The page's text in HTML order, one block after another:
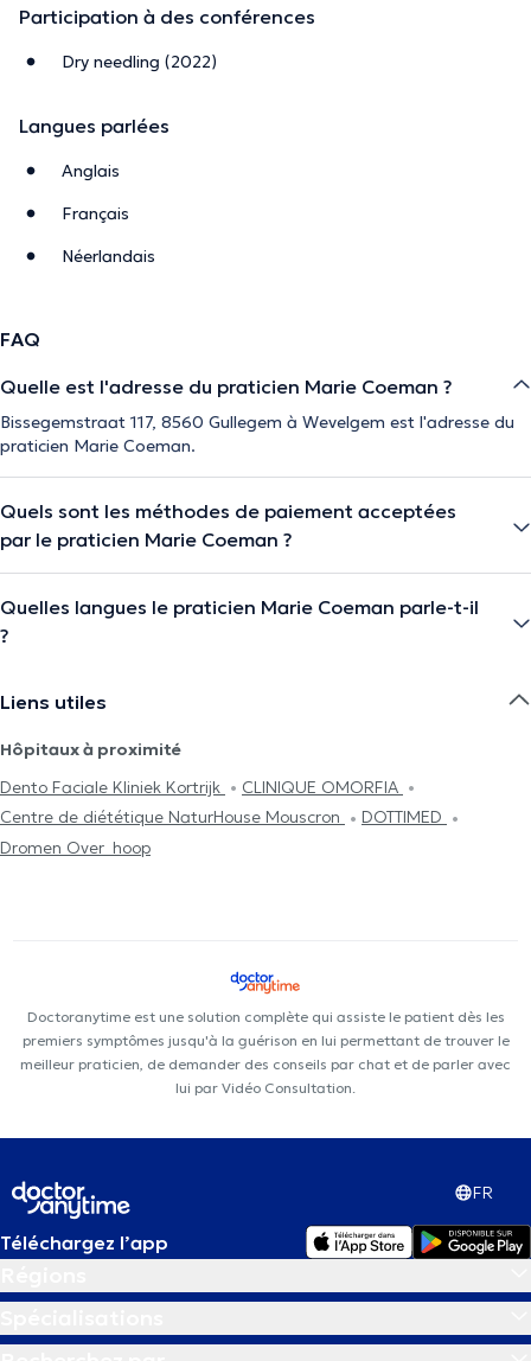
Participation à des conférences
Dry needling (2022)
Langues parlées
Anglais
Français
Néerlandais
FAQ
Quelle est l'adresse du praticien Marie Coeman ?
Bissegemstraat 117, 8560 Gullegem à Wevelgem est l'adresse du
praticien Marie Coeman.
Quels sont les méthodes de paiement acceptées
par le praticien Marie Coeman ?
Quelles langues le praticien Marie Coeman parle-t-il
?
Liens utiles
Hôpitaux à proximité
Dento Faciale Kliniek Kortrijk
CLINIQUE OMORFIA
Centre de diététique NaturHouse Mouscron
DOTTIMED
Dromen Over_hoop
Doctoranytime est une solution complète qui assiste le patient dès les
premiers symptômes jusqu'à la guérison en lui permettant de trouver le
meilleur praticien, de demander des conseils par chat et de parler avec
lui par Vidéo Consultation.
FR
Téléchargez l’app